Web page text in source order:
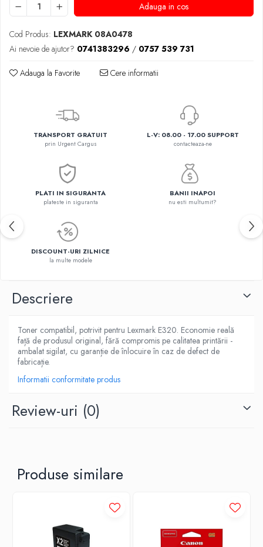
Adauga in cos
Cod Produs: LEXMARK 08A0478
Ai nevoie de ajutor? 0741383296 / 0757 539 731
Adauga la Favorite Cere informatii
TRANSPORT GRATUIT
prin Urgent Cargus
L-V: 08.00 - 17.00 SUPPORT
contacteaza-ne
PLATI IN SIGURANTA
plateste in siguranta
BANII INAPOI
nu esti multumit?
DISCOUNT-URI ZILNICE
la multe modele
Descriere
Toner compatibil, potrivit pentru Lexmark E320. Economie reală
față de produsul original, fără compromis pe calitatea printării -
ambalat sigilat, cu garanție de înlocuire în caz de defect de
fabricație.
Informatii conformitate produs
Review-uri (0)
Produse similare